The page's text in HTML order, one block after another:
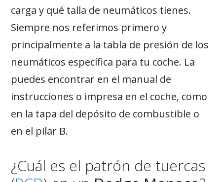
carga y qué talla de neumáticos tienes.
Siempre nos referimos primero y
principalmente a la tabla de presión de los
neumáticos específica para tu coche. La
puedes encontrar en el manual de
instrucciones o impresa en el coche, como
en la tapa del depósito de combustible o
en el pilar B.
¿Cuál es el patrón de tuercas